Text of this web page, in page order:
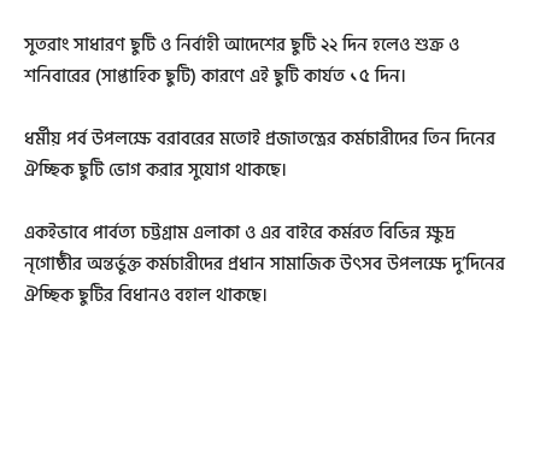
সুতরাং সাধারণ ছুটি ও নির্বাহী আদেশের ছুটি ২২ দিন হলেও শুক্র ও
শনিবারের (সাপ্তাহিক ছুটি) কারণে এই ছুটি কার্যত ১৫ দিন।
ধর্মীয় পর্ব উপলক্ষে বরাবরের মতোই প্রজাতন্ত্রের কর্মচারীদের তিন দিনের
ঐচ্ছিক ছুটি ভোগ করার সুযোগ থাকছে।
একইভাবে পার্বত্য চট্টগ্রাম এলাকা ও এর বাইরে কর্মরত বিভিন্ন ক্ষুদ্র
নৃগোষ্ঠীর অন্তর্ভুক্ত কর্মচারীদের প্রধান সামাজিক উৎসব উপলক্ষে দু’দিনের
ঐচ্ছিক ছুটির বিধানও বহাল থাকছে।